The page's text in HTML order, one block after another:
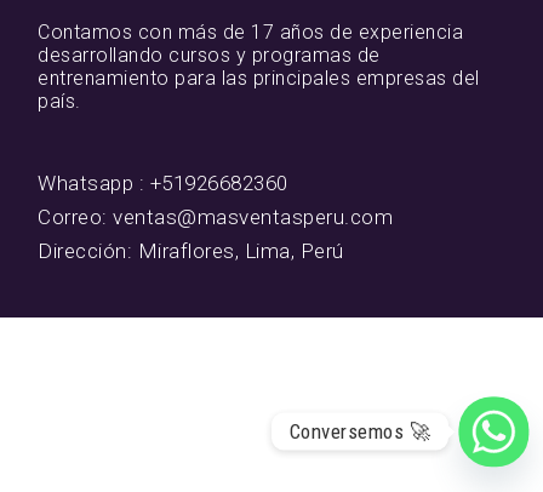
Contamos con más de 17 años de experiencia
desarrollando cursos y programas de
entrenamiento para las principales empresas del
país.
Whatsapp : +51926682360
Correo: ventas@masventasperu.com
Dirección: Miraflores, Lima, Perú
Conversemos 🚀